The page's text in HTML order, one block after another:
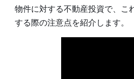
物件に対する不動産投資で、こ
する際の注意点を紹介します。